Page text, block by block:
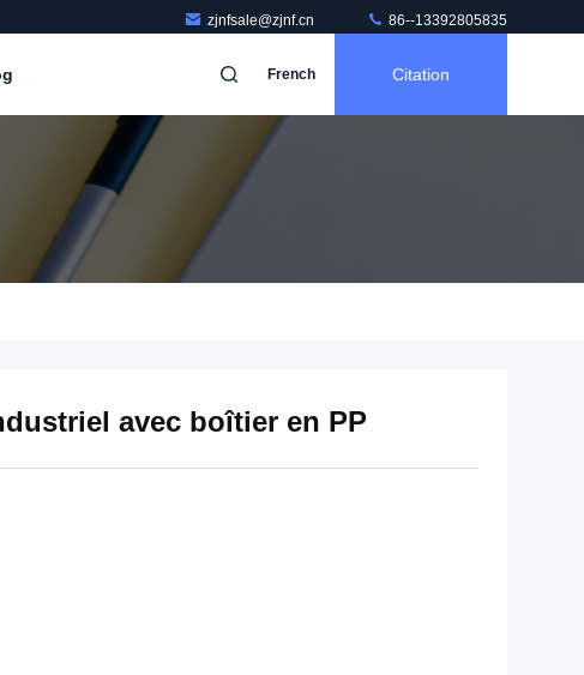
zjnfsale@zjnf.cn 86--13392805835
French Citation
avec boîtier en PP